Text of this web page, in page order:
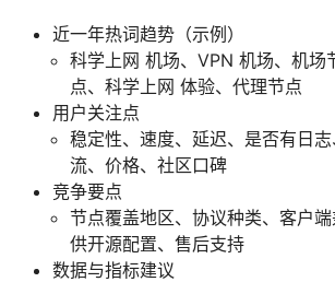
近一年热词趋势（示例）
科学上网 机场、VPN 机场、机场
点、科学上网 体验、代理节点
用户关注点
稳定性、速度、延迟、是否有日
流、价格、社区口碑
竞争要点
节点覆盖地区、协议种类、客户
供开源配置、售后支持
数据与指标建议